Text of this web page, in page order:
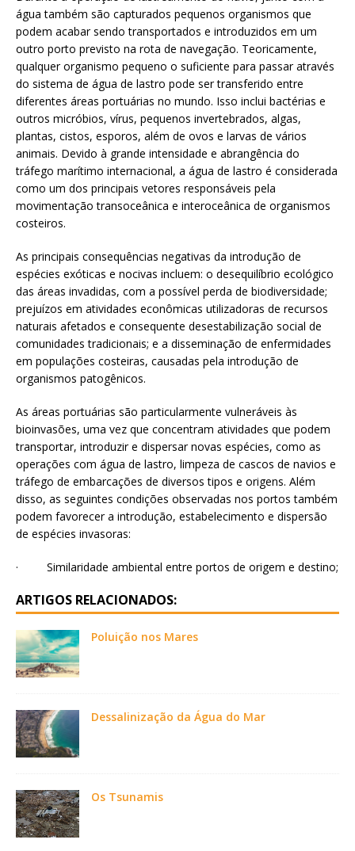
água também são capturados pequenos organismos que
podem acabar sendo transportados e introduzidos em um
outro porto previsto na rota de navegação. Teoricamente,
qualquer organismo pequeno o suficiente para passar através
do sistema de água de lastro pode ser transferido entre
diferentes áreas portuárias no mundo. Isso inclui bactérias e
outros micróbios, vírus, pequenos invertebrados, algas,
plantas, cistos, esporos, além de ovos e larvas de vários
animais. Devido à grande intensidade e abrangência do
tráfego marítimo internacional, a água de lastro é considerada
como um dos principais vetores responsáveis pela
movimentação transoceânica e interoceânica de organismos
costeiros.
As principais consequências negativas da introdução de
espécies exóticas e nocivas incluem: o desequilíbrio ecológico
das áreas invadidas, com a possível perda de biodiversidade;
prejuízos em atividades econômicas utilizadoras de recursos
naturais afetados e consequente desestabilização social de
comunidades tradicionais; e a disseminação de enfermidades
em populações costeiras, causadas pela introdução de
organismos patogênicos.
As áreas portuárias são particularmente vulneráveis às
bioinvasões, uma vez que concentram atividades que podem
transportar, introduzir e dispersar novas espécies, como as
operações com água de lastro, limpeza de cascos de navios e
tráfego de embarcações de diversos tipos e origens. Além
disso, as seguintes condições observadas nos portos também
podem favorecer a introdução, estabelecimento e dispersão
de espécies invasoras:
· Similaridade ambiental entre portos de origem e destino;
ARTIGOS RELACIONADOS:
Poluição nos Mares
Dessalinização da Água do Mar
Os Tsunamis